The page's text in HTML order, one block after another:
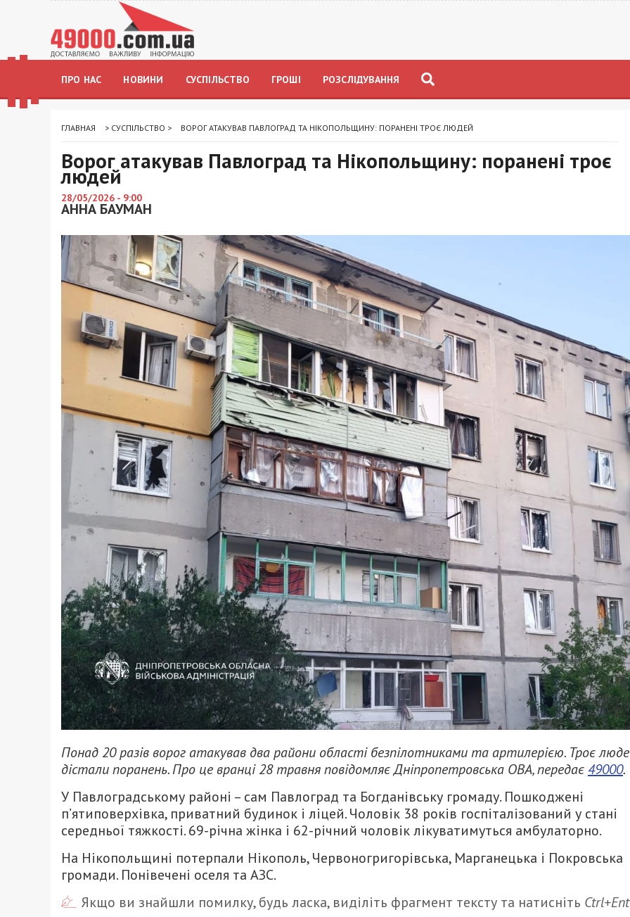
ПРО НАС НОВИНИ СУСПІЛЬСТВО ГРОШІ РОЗСЛІДУВАННЯ
ГЛАВНАЯ > СУСПІЛЬСТВО > ВОРОГ АТАКУВАВ ПАВЛОГРАД ТА НІКОПОЛЬЩИНУ: ПОРАНЕНІ ТРОЄ ЛЮДЕЙ
Ворог атакував Павлоград та Нікопольщину: поранені троє
людей
28/05/2026 - 9:00
АННА БАУМАН
Понад 20 разів ворог атакував два райони області безпілотниками та артилерією. Троє
дістали поранень. Про це вранці 28 травня повідомляє Дніпропетровська ОВА, передає49000.
У Павлоградському районі – сам Павлоград та Богданівську громаду. Пошкоджені
п’ятиповерхівка, приватний будинок і ліцей. Чоловік 38 років госпіталізований у стані
середньої тяжкості. 69-річна жінка і 62-річний чоловік лікуватимуться амбулаторно.
На Нікопольщині потерпали Нікополь, Червоногригорівська, Марганецька і Покровська
громади. Понівечені оселя та АЗС.
Якщо ви знайшли помилку, будь ласка, виділіть фрагмент тексту та натисніть